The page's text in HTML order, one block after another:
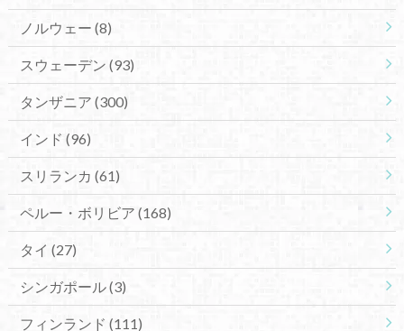
ノルウェー (8)
スウェーデン (93)
タンザニア (300)
インド (96)
スリランカ (61)
ペルー・ボリビア (168)
タイ (27)
シンガポール(3)
フィンランド (111)